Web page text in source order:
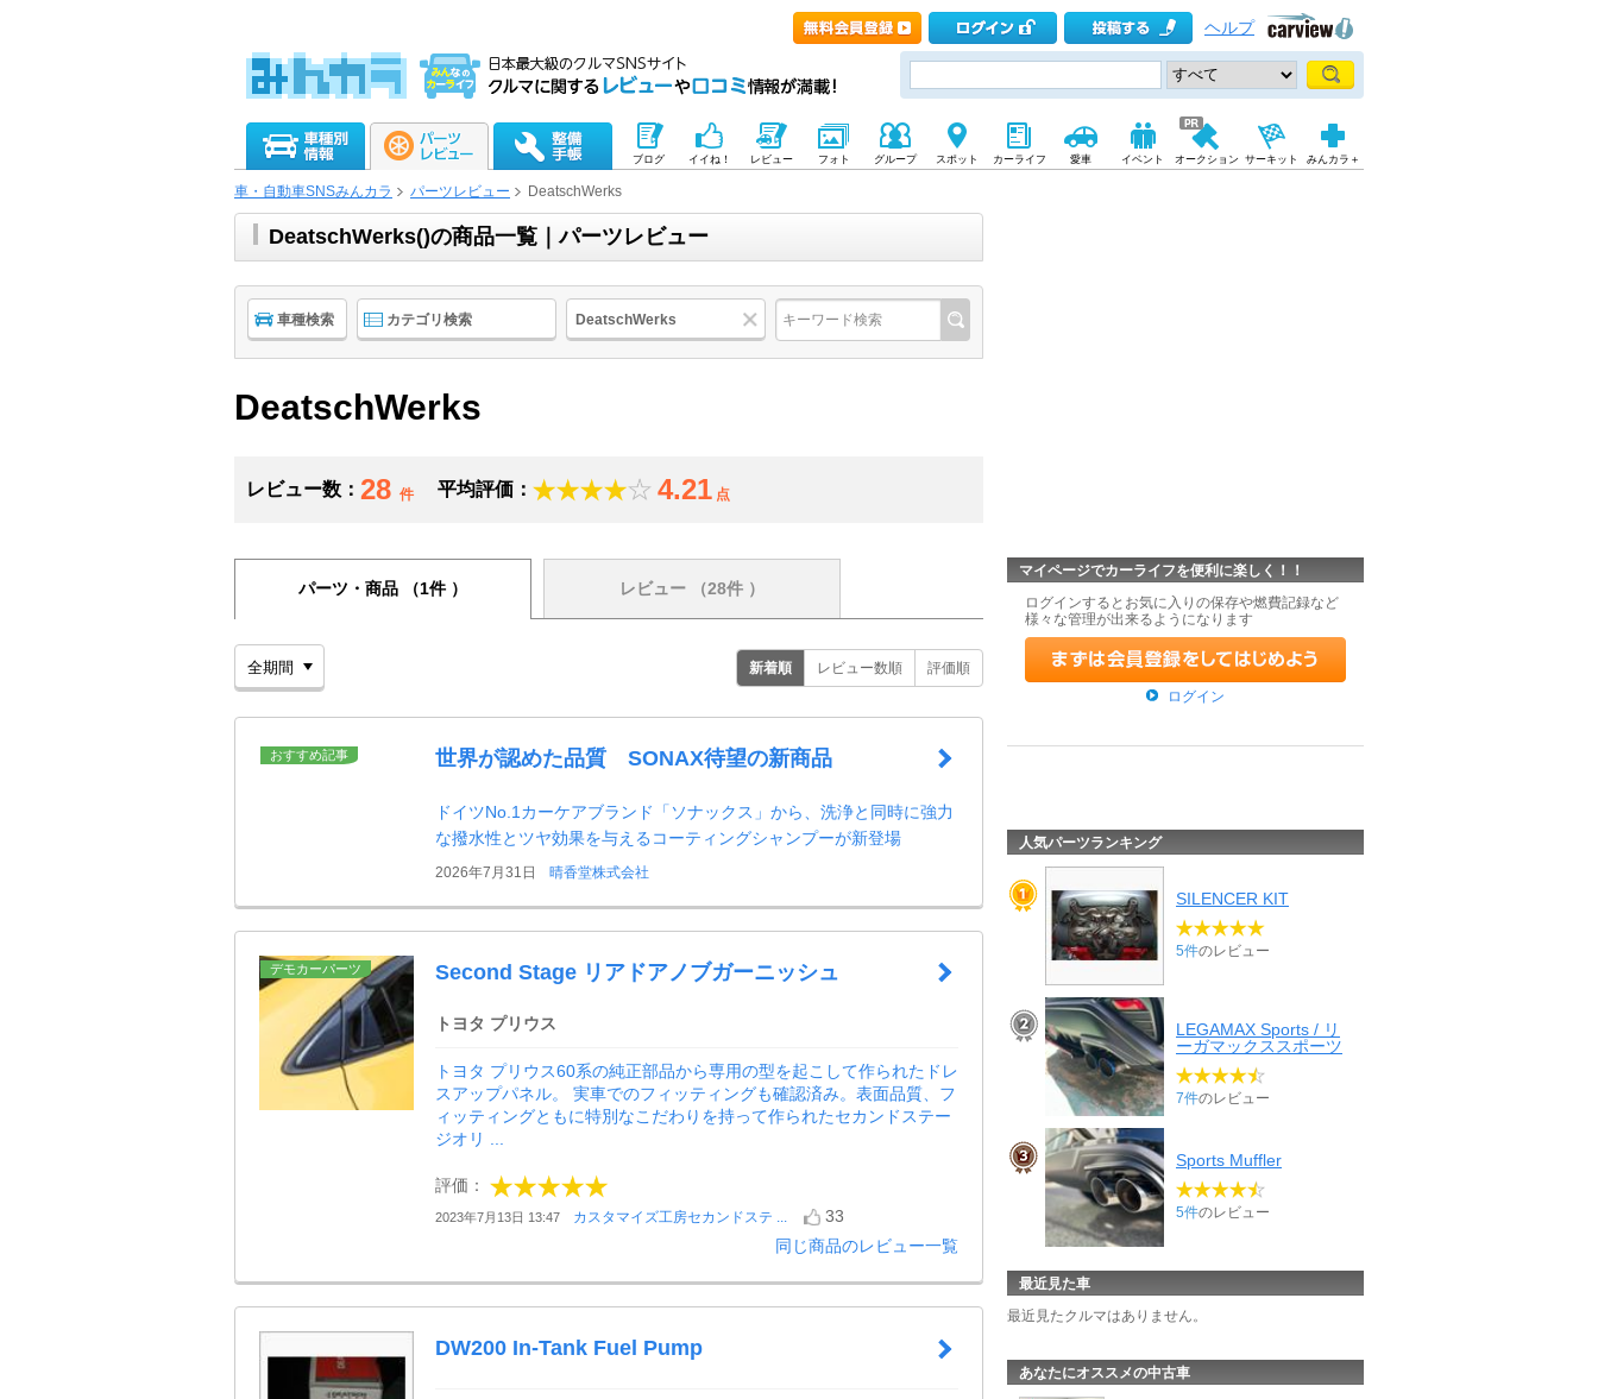
ヘルプ
ブログ イイね！ レビュー フォト グループ スポット カーライフ 愛車 イベント オークション サーキット みんカラ＋
車・自動車SNSみんカラ パーツレビュー DeatschWerks
DeatschWerks()の商品一覧｜パーツレビュー
車種検索 カテゴリ検索 DeatschWerks
DeatschWerks
レビュー数： 28 件 平均評価： 4.21 点
パーツ・商品 （1件 ） レビュー （28件 ）
新着順 レビュー数順 評価順
おすすめ記事 世界が認めた品質 SONAX待望の新商品
ドイツNo.1カーケアブランド「ソナックス」から、洗浄と同時に強力
な撥水性とツヤ効果を与えるコーティングシャンプーが新登場
2026年7月31日 晴香堂株式会社
デモカーパーツ Second Stage リアドアノブガーニッシュ
トヨタ プリウス
トヨタ プリウス60系の純正部品から専用の型を起こして作られたドレ
スアップパネル。 実車でのフィッティングも確認済み。表面品質、フ
ィッティングともに特別なこだわりを持って作られたセカンドステー
ジオリ ...
評価：
2023年7月13日 13:47 カスタマイズ工房セカンドステ ...
33
同じ商品のレビュー一覧
DW200 In-Tank Fuel Pump
マイページでカーライフを便利に楽しく！！
ログインするとお気に入りの保存や燃費記録など
様々な管理が出来るようになります
ログイン
人気パーツランキング
SILENCER KIT
5件のレビュー
LEGAMAX Sports / リ
ーガマックススポーツ
7件のレビュー
Sports Muffler
5件のレビュー
最近見た車
最近見たクルマはありません。
あなたにオススメの中古車